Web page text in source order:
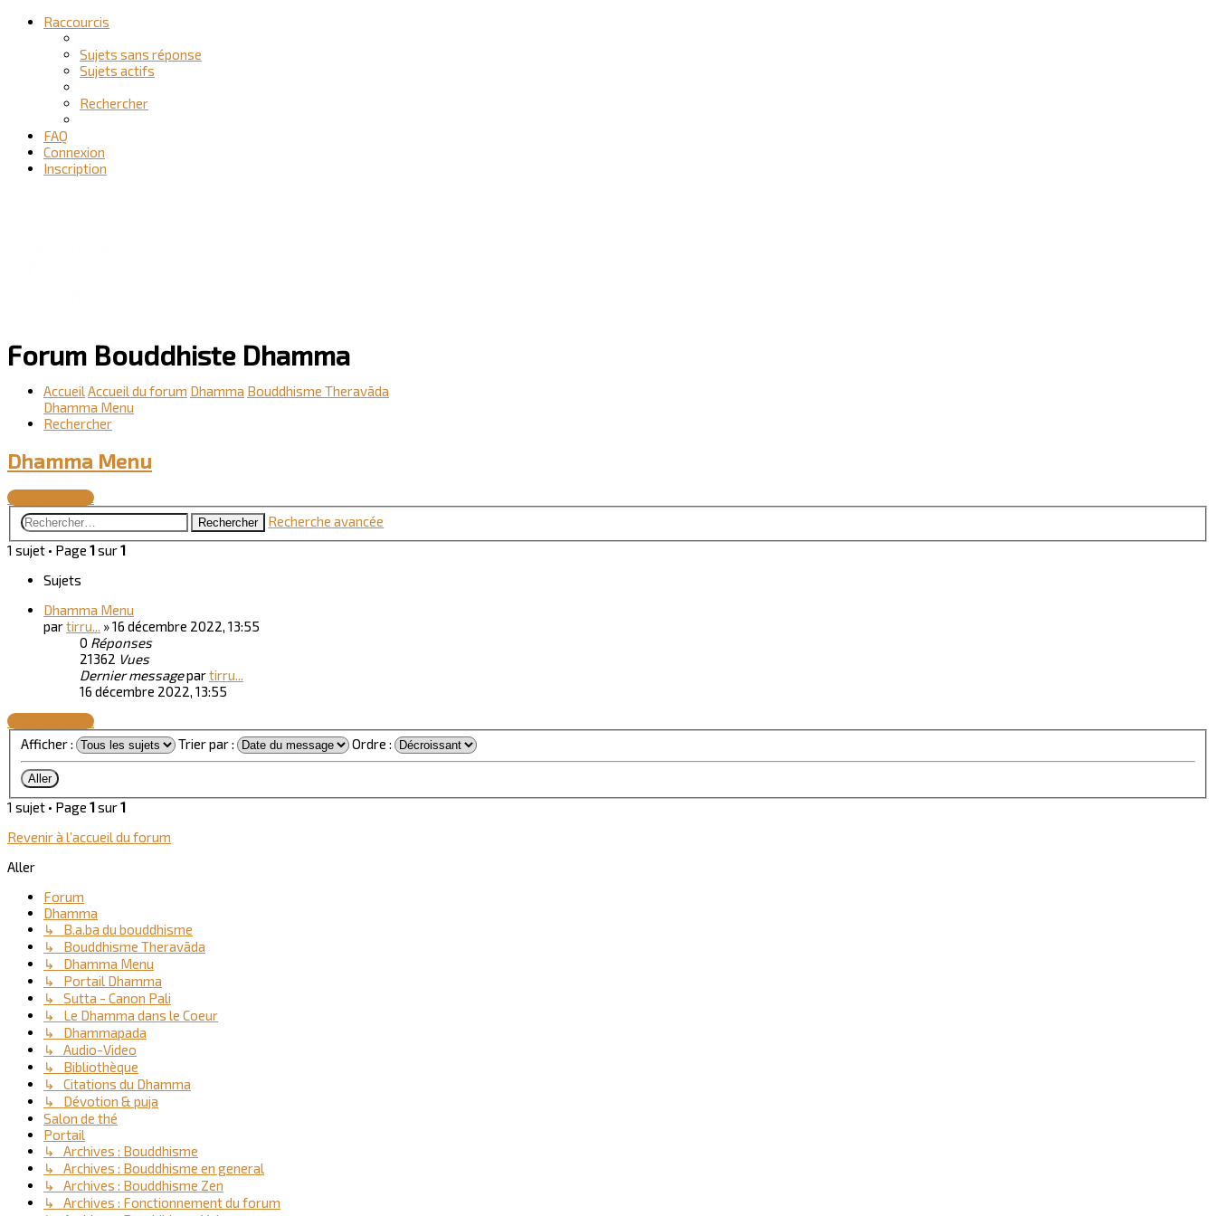
Raccourcis
Sujets sans réponse
Sujets actifs
Rechercher
FAQ
Connexion
Inscription
Forum Bouddhiste Dhamma
AccueilAccueil du forum Dhamma Bouddhisme Theravāda
Dhamma Menu
Rechercher
Dhamma Menu
Nouveau sujet
Rechercher
Recherche avancée
1 sujet • Page 1sur1
Sujets
Dhamma Menu
partirru... »16 décembre 2022, 13:55
0 Réponses
21362 Vues
Dernier messagepartirru...
16 décembre 2022, 13:55
Nouveau sujet
Afficher :
Trier par : Ordre :
1 sujet • Page 1sur1
Revenir à l’accueil du forum
Aller
Forum
Dhamma
↳ B.a.ba du bouddhisme
↳ Bouddhisme Theravāda
↳ Dhamma Menu
↳ Portail Dhamma
↳ Sutta - Canon Pali
↳ Le Dhamma dans le Coeur
↳ Dhammapada
↳ Audio-Video
↳ Bibliothèque
↳ Citations du Dhamma
↳ Dévotion & puja
Salon de thé
Portail
↳ Archives : Bouddhisme
↳ Archives : Bouddhisme en general
↳ Archives : Bouddhisme Zen
↳ Archives : Fonctionnement du forum